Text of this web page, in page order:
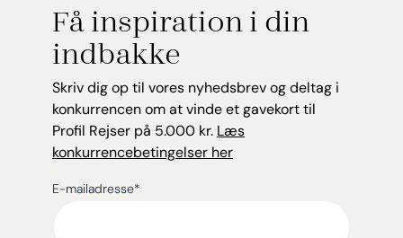
Få inspiration i din
indbakke
Skriv dig op til vores nyhedsbrev og deltag i
konkurrencen om at vinde et gavekort til
Profil Rejser på 5.000 kr. Læs
konkurrencebetingelser her
E-mailadresse*